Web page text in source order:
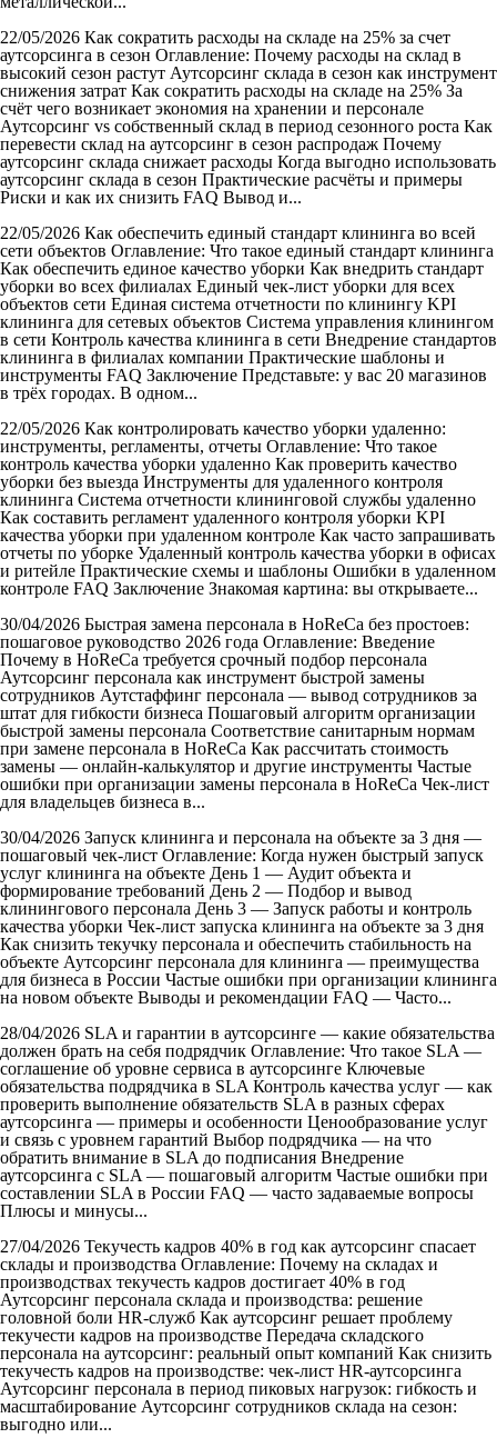
22/05/2026 Как сократить расходы на складе на 25% за счет
аутсорсинга в сезон Оглавление: Почему расходы на склад в
высокий сезон растут Аутсорсинг склада в сезон как инструмент
снижения затрат Как сократить расходы на складе на 25% За
счёт чего возникает экономия на хранении и персонале
Аутсорсинг vs собственный склад в период сезонного роста Как
перевести склад на аутсорсинг в сезон распродаж Почему
аутсорсинг склада снижает расходы Когда выгодно использовать
аутсорсинг склада в сезон Практические расчёты и примеры
Риски и как их снизить FAQ Вывод и...
22/05/2026 Как обеспечить единый стандарт клининга во всей
сети объектов Оглавление: Что такое единый стандарт клининга
Как обеспечить единое качество уборки Как внедрить стандарт
уборки во всех филиалах Единый чек-лист уборки для всех
объектов сети Единая система отчетности по клинингу KPI
клининга для сетевых объектов Система управления клинингом
в сети Контроль качества клининга в сети Внедрение стандартов
клининга в филиалах компании Практические шаблоны и
инструменты FAQ Заключение Представьте: у вас 20 магазинов
в трёх городах. В одном...
22/05/2026 Как контролировать качество уборки удаленно:
инструменты, регламенты, отчеты Оглавление: Что такое
контроль качества уборки удаленно Как проверить качество
уборки без выезда Инструменты для удаленного контроля
клининга Система отчетности клининговой службы удаленно
Как составить регламент удаленного контроля уборки KPI
качества уборки при удаленном контроле Как часто запрашивать
отчеты по уборке Удаленный контроль качества уборки в офисах
и ритейле Практические схемы и шаблоны Ошибки в удаленном
контроле FAQ Заключение Знакомая картина: вы открываете...
30/04/2026 Быстрая замена персонала в HoReCa без простоев:
пошаговое руководство 2026 года Оглавление: Введение
Почему в HoReCa требуется срочный подбор персонала
Аутсорсинг персонала как инструмент быстрой замены
сотрудников Аутстаффинг персонала — вывод сотрудников за
штат для гибкости бизнеса Пошаговый алгоритм организации
быстрой замены персонала Соответствие санитарным нормам
при замене персонала в HoReCa Как рассчитать стоимость
замены — онлайн-калькулятор и другие инструменты Частые
ошибки при организации замены персонала в HoReCa Чек-лист
для владельцев бизнеса в...
30/04/2026 Запуск клининга и персонала на объекте за 3 дня —
пошаговый чек-лист Оглавление: Когда нужен быстрый запуск
услуг клининга на объекте День 1 — Аудит объекта и
формирование требований День 2 — Подбор и вывод
клинингового персонала День 3 — Запуск работы и контроль
качества уборки Чек-лист запуска клининга на объекте за 3 дня
Как снизить текучку персонала и обеспечить стабильность на
объекте Аутсорсинг персонала для клининга — преимущества
для бизнеса в России Частые ошибки при организации клининга
на новом объекте Выводы и рекомендации FAQ — Часто...
28/04/2026 SLA и гарантии в аутсорсинге — какие обязательства
должен брать на себя подрядчик Оглавление: Что такое SLA —
соглашение об уровне сервиса в аутсорсинге Ключевые
обязательства подрядчика в SLA Контроль качества услуг — как
проверить выполнение обязательств SLA в разных сферах
аутсорсинга — примеры и особенности Ценообразование услуг
и связь с уровнем гарантий Выбор подрядчика — на что
обратить внимание в SLA до подписания Внедрение
аутсорсинга с SLA — пошаговый алгоритм Частые ошибки при
составлении SLA в России FAQ — часто задаваемые вопросы
Плюсы и минусы...
27/04/2026 Текучесть кадров 40% в год как аутсорсинг спасает
склады и производства Оглавление: Почему на складах и
производствах текучесть кадров достигает 40% в год
Аутсорсинг персонала склада и производства: решение
головной боли HR‑служб Как аутсорсинг решает проблему
текучести кадров на производстве Передача складского
персонала на аутсорсинг: реальный опыт компаний Как снизить
текучесть кадров на производстве: чек‑лист HR‑аутсорсинга
Аутсорсинг персонала в период пиковых нагрузок: гибкость и
масштабирование Аутсорсинг сотрудников склада на сезон:
выгодно или...